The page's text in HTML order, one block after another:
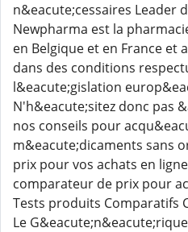
n&eacute;cessaires Leader
Newpharma est la
en Belgique et en France et
dans des conditions
l&eacute;gislation
N'h&eacute;sitez donc pas
nos conseils pour
m&eacute;dicaments sans
prix pour vos achats en
comparateur de prix pour
Tests produits Comparatifs
Le